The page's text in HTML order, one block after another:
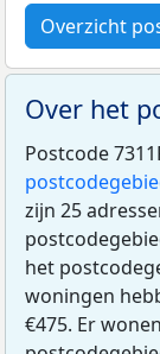
Overzicht
Over het
Postcode
zijn 25
het
woningen
€475. Er